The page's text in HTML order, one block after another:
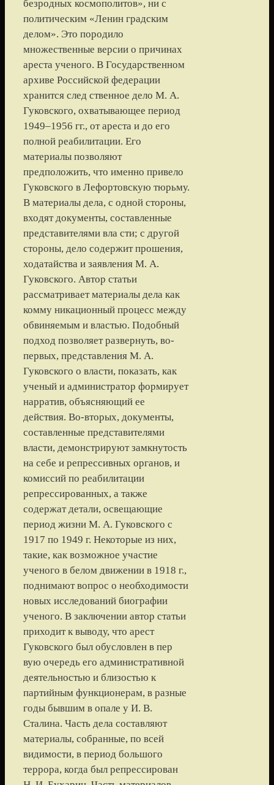
безродных космополитов», ни с
политическим «Ленин градским
делом». Это породило
множественные версии о причинах
ареста ученого. В Государственном
архиве Российской федерации
хранится след ственное дело М. А.
Гуковского, охватывающее период
1949–1956 гг., от ареста и до его
полной реабилитации. Его
материалы позволяют
предположить, что именно привело
Гуковского в Лефортовскую тюрьму.
В материалы дела, с одной стороны,
входят документы, составленные
представителями вла сти; с другой
стороны, дело содержит прошения,
ходатайства и заявления М. А.
Гуковского. Автор статьи
рассматривает материалы дела как
комму никационный процесс между
обвиняемым и властью. Подобный
подход позволяет развернуть, во-
первых, представления М. А.
Гуковского о власти, показать, как
ученый и администратор формирует
нарратив, объясняющий ее
действия. Во-вторых, документы,
составленные представителями
власти, демонстрируют замкнутость
на себе и репрессивных органов, и
комиссий по реабилитации
репрессированных, а также
содержат детали, освещающие
период жизни М. А. Гуковского с
1917 по 1949 г. Некоторые из них,
такие, как возможное участие
ученого в белом движении в 1918 г.,
поднимают вопрос о необходимости
новых исследований биографии
ученого. В заключении автор статьи
приходит к выводу, что арест
Гуковского был обусловлен в пер
вую очередь его административной
деятельностью и близостью к
партийным функционерам, в разные
годы бывшим в опале у И. В.
Сталина. Часть дела составляют
материалы, собранные, по всей
видимости, в период большого
террора, когда был репрессирован